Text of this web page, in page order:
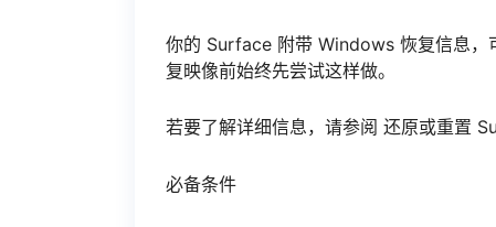
你的 Surface 附带 Windows 恢复信息，
复映像前始终先尝试这样做。
若要了解详细信息，请参阅 还原或重置
必备条件